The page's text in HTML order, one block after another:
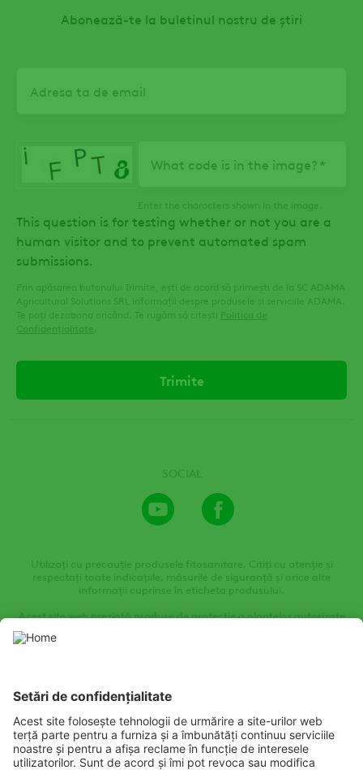
Abonează-te la buletinul nostru de știri
What code is in the image?
Enter the characters shown in the image.
This question is for testing whether or not you are a
human visitor and to prevent automated spam
submissions.
Prin apăsarea butonului Trimite, ești de acord să primești de la SC ADAMA
Agricultural Solutions SRL informații despre produsele și serviciile ADAMA.
Te poți dezabona oricând. Te rugăm să citești Politica de
Confidențialitate
SOCIAL
Youtube
Channel
Utilizați cu precauție produsele fitosanitare. Citiți cu atenție și
respectați toate indicațiile, măsurile de siguranță și orice alte
informații cuprinse în eticheta produsului.
Acest site web prezintă produse de protecție a plantelor autorizate
de autoritățile locale de protecție a plantelor. Utilizați produsele de
protecție a plantelor cu precauție. Citiți întotdeauna eticheta și
produsului.
Listen Learn Deliver